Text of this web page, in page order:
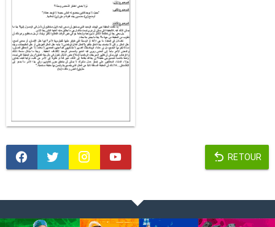
RETOUR